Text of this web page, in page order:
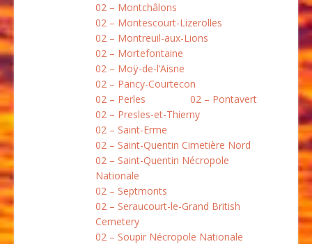
02 – Montchâlons
02 – Montescourt-Lizerolles
02 – Montreuil-aux-Lions
02 – Mortefontaine
02 – Moÿ-de-l’Aisne
02 – Pancy-Courtecon
02 – Perles
02 – Pontavert
02 – Presles-et-Thierny
02 – Saint-Erme
02 – Saint-Quentin Cimetière Nord
02 – Saint-Quentin Nécropole
Nationale
02 – Septmonts
02 – Seraucourt-le-Grand British
Cemetery
02 – Soupir Nécropole Nationale